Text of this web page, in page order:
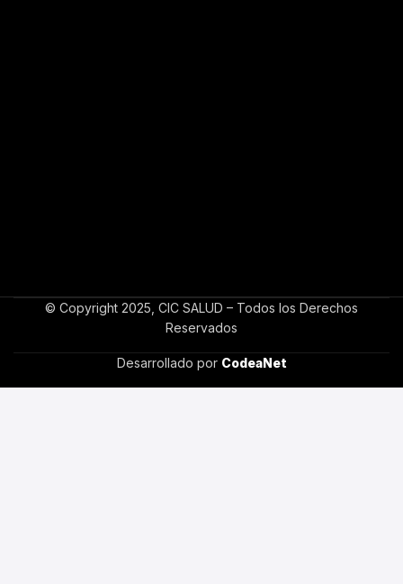
© Copyright 2025, CIC SALUD – Todos los Derechos
Reservados
Desarrollado por CodeaNet